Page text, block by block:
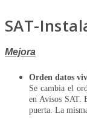
SAT-
Mejora
Orden datos
Se cambia el
en Avisos SAT.
puerta. La